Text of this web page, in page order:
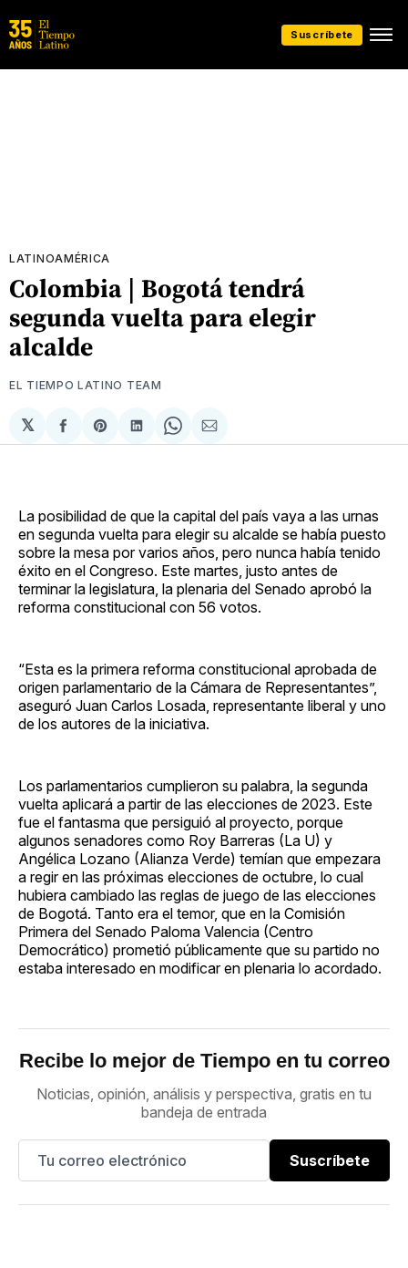
Suscríbete
LATINOAMÉRICA
Colombia | Bogotá tendrá
segunda vuelta para elegir
alcalde
EL TIEMPO LATINO TEAM
𝕏
Compartir
en
Share
on
Compartir
en
Share
on
Compartir
via
La posibilidad de que la capital del país vaya a las urnas
en segunda vuelta para elegir su alcalde se había puesto
sobre la mesa por varios años, pero nunca había tenido
éxito en el Congreso. Este martes, justo antes de
terminar la legislatura, la plenaria del Senado aprobó la
reforma constitucional con 56 votos.
“Esta es la primera reforma constitucional aprobada de
origen parlamentario de la Cámara de Representantes”,
aseguró Juan Carlos Losada, representante liberal y uno
de los autores de la iniciativa.
Los parlamentarios cumplieron su palabra, la segunda
vuelta aplicará a partir de las elecciones de 2023. Este
fue el fantasma que persiguió al proyecto, porque
algunos senadores como Roy Barreras (La U) y
Angélica Lozano (Alianza Verde) temían que empezara
a regir en las próximas elecciones de octubre, lo cual
hubiera cambiado las reglas de juego de las elecciones
de Bogotá. Tanto era el temor, que en la Comisión
Primera del Senado Paloma Valencia (Centro
Democrático) prometió públicamente que su partido no
estaba interesado en modificar en plenaria lo acordado.
Recibe lo mejor de Tiempo en tu correo
Noticias, opinión, análisis y perspectiva, gratis en tu
bandeja de entrada
Suscríbete